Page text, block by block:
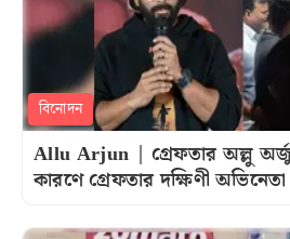
বিনোদন
Allu Arjun | গ্রেফতার অল্লু
কারণে গ্রেফতার দক্ষিণী অভিনেতা